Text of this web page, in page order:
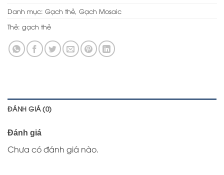
Danh mục: Gạch thẻ, Gạch Mosaic
Thẻ: gạch thẻ
ĐÁNH GIÁ (0)
Đánh giá
Chưa có đánh giá nào.